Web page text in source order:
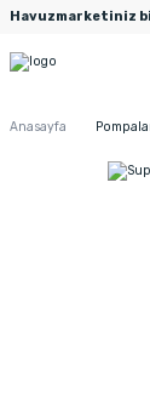
Havuzmarketiniz
Anasayfa